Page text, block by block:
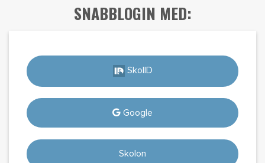
SNABBLOGIN MED:
SkolID
Google
Skolon